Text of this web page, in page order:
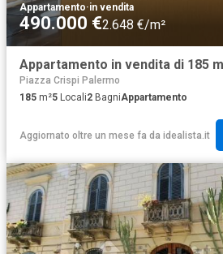
Appartamento·in vendita
490.000 €2.648 €/m²
Piazza Crispi Palermo
185 m²5 Locali2 BagniAppartamento
Aggiornato oltre un mese fa da idealista.it